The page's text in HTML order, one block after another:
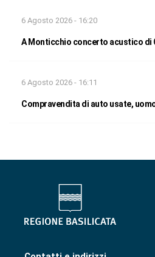
6 Agosto 2026 - 16:20
A Monticchio concerto acustico di
6 Agosto 2026 - 16:11
Compravendita di auto usate,